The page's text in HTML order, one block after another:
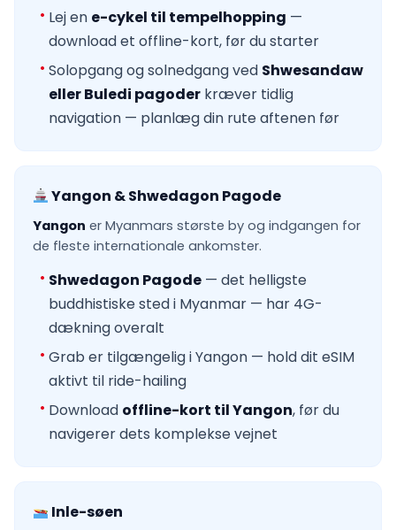
Lej en e-cykel til tempelhopping —
download et offline-kort, før du starter
Solopgang og solnedgang ved Shwesandaw
eller Buledi pagoder kræver tidlig
navigation — planlæg din rute aftenen før
Yangon & Shwedagon Pagode
Yangon er Myanmars største by og indgangen for
de fleste internationale ankomster.
Shwedagon Pagode — det helligste
buddhistiske sted i Myanmar — har 4G-
dækning overalt
Grab er tilgængelig i Yangon — hold dit eSIM
aktivt til ride-hailing
Download offline-kort til Yangon, før du
navigerer dets komplekse vejnet
Inle-søen